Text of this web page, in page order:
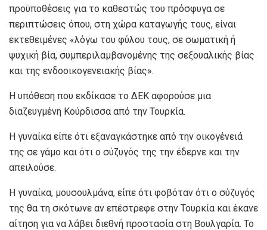
προϋποθέσεις για το καθεστώς του πρόσφυγα σε
περιπτώσεις όπου, στη χώρα καταγωγής τους, είναι
εκτεθειμένες «λόγω του φύλου τους, σε σωματική ή
ψυχική βία, συμπεριλαμβανομένης της σεξουαλικής βίας
και της ενδοοικογενειακής βίας».
Η υπόθεση που εκδίκασε το ΔΕΚ αφορούσε μια
διαζευγμένη Κούρδισσα από την Τουρκία.
Η γυναίκα είπε ότι εξαναγκάστηκε από την οικογένειά
της σε γάμο και ότι ο σύζυγός της την έδερνε και την
απειλούσε.
Η γυναίκα, μουσουλμάνα, είπε ότι φοβόταν ότι ο σύζυγός
της θα τη σκότωνε αν επέστρεφε στην Τουρκία και έκανε
αίτηση για να λάβει διεθνή προστασία στη Βουλγαρία. Το